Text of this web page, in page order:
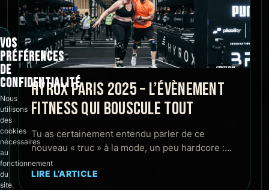
HYROX PARIS 2025 – L’ÉVÈNEMENT
FITNESS QUI BOUSCULE TOUT
Tu as certainement entendu parler de ce
nouveau « truc » à la mode, un peu hardcore :…
LIRE L’ARTICLE
VOS
PRÉFÉRENCES
DE
CONFIDENTIALITÉ
Nous
utilisons
des
cookies
nécessaires
au
fonctionnement
du
site.